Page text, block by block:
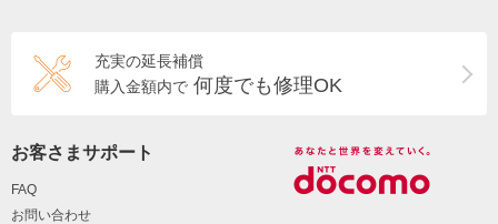
充実の延長補償
購入金額内で 何度でも修理OK
お客さまサポート
FAQ
お問い合わせ